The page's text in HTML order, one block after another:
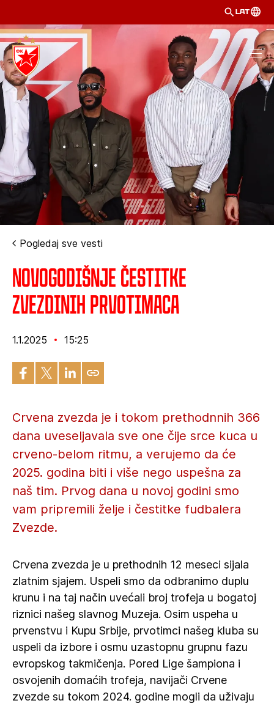
LAT
Pogledaj sve vesti
Novogodišnje čestitke
Zvezdinih prvotimaca
1.1.2025 15:25
Crvena zvezda je i tokom prethodnnih 366
dana uveseljavala sve one čije srce kuca u
crveno-belom ritmu, a verujemo da će
2025. godina biti i više nego uspešna za
naš tim. Prvog dana u novoj godini smo
vam pripremili želje i čestitke fudbalera
Zvezde.
Crvena zvezda je u prethodnih 12 meseci sijala
zlatnim sjajem. Uspeli smo da odbranimo duplu
krunu i na taj način uvećali broj trofeja u bogatoj
riznici našeg slavnog Muzeja. Osim uspeha u
prvenstvu i Kupu Srbije, prvotimci našeg kluba su
uspeli da izbore i osmu uzastopnu grupnu fazu
evropskog takmičenja. Pored Lige šampiona i
osvojenih domaćih trofeja, navijači Crvene
zvezde su tokom 2024. godine mogli da uživaju